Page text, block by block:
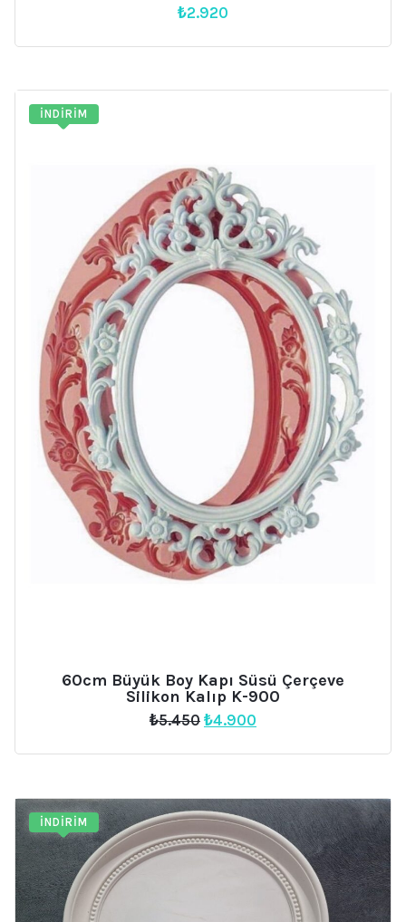
₺2.920
İNDIRIM
60cm Büyük Boy Kapı Süsü Çerçeve
Silikon Kalıp K-900
₺5.450 Orijinal
₺5.450.
₺4.900
fiyat:
İNDIRIM